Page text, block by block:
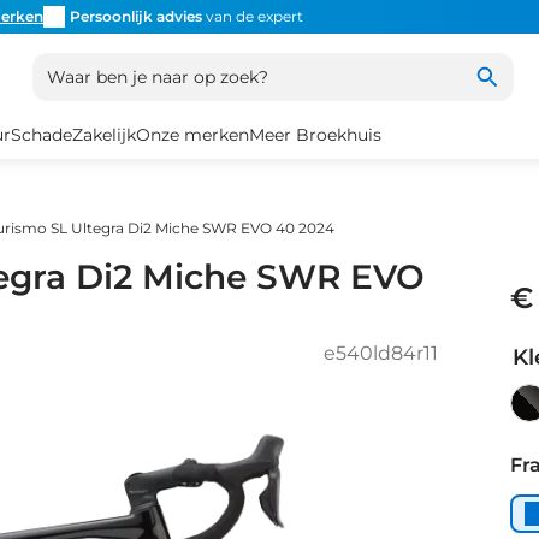
Persoonlijk advies van de expert
Waar ben je naar op zoek?
SchadeZakelijkOnze merkenMeer Broekhuis
SL Ultegra Di2 Miche SWR EVO 40 2024
Di2 Miche SWR EVO
e540ld84r11
€